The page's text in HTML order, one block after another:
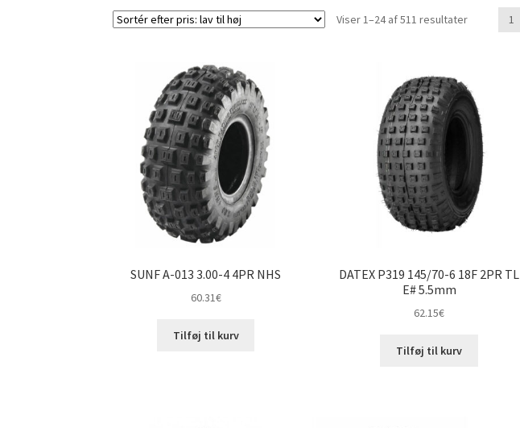
Viser 1–24 af 511 resultaterSorteret
til
høj
1
SUNF A-013 3.00-4 4PR NHS
60.31€
Tilføj til kurv
DATEX P319 145/70-6 18F 2PR TL
E# 5.5mm
62.15€
Tilføj til kurv